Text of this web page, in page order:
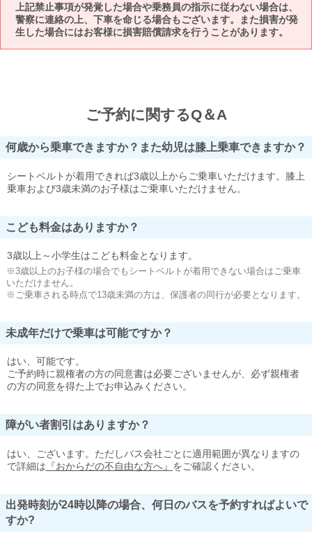
上記禁止事項が発覚した場合や乗務員の指示に従わない場合は、
警察に連絡の上、下車を命じる場合もございます。また損害が発
生した場合にはお客様に損害賠償請求を行うことがあります。
ご予約に関するQ＆A
何歳から乗車できますか？また幼児は膝上乗車できますか？
シートベルトが着用できれば3歳以上からご乗車いただけます。膝上
乗車および3歳未満のお子様はご乗車いただけません。
こども料金はありますか？
3歳以上～小学生はこども料金となります。
※3歳以上のお子様の場合でもシートベルトが着用できない場合はご乗車
いただけません。
※ご乗車される時点で13歳未満の方は、保護者の同行が必要となります。
未成年だけで乗車は可能ですか？
はい、可能です。
ご予約時に親権者の方の同意書は必要ございませんが、必ず親権者
の方の同意を得た上でお申込みください。
障がい者割引はありますか？
はい、ございます。ただしバス会社ごとに適用範囲が異なりますの
で詳細は 『おからだの不自由な方へ』 をご確認ください。
出発時刻が24時以降の場合、何日のバスを予約すればよいで
すか?